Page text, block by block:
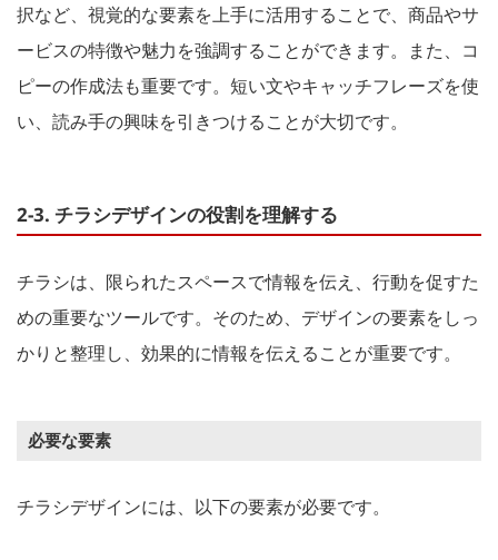
択など、視覚的な要素を上手に活用することで、商品やサ
ービスの特徴や魅力を強調することができます。また、コ
ピーの作成法も重要です。短い文やキャッチフレーズを使
い、読み手の興味を引きつけることが大切です。
2-3. チラシデザインの役割を理解する
チラシは、限られたスペースで情報を伝え、行動を促すた
めの重要なツールです。そのため、デザインの要素をしっ
かりと整理し、効果的に情報を伝えることが重要です。
必要な要素
チラシデザインには、以下の要素が必要です。